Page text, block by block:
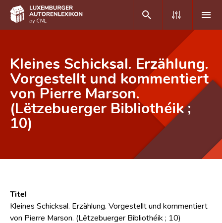
DE FR
Home
Autor(inn)en A-Z
Erweiterte Suche
Forschungsgruppe
Kontakt
Kleines Schicksal. Erzählung.
Vorgestellt und kommentiert
von Pierre Marson.
(Lëtzebuerger Bibliothéik ;
10)
Titel
Kleines Schicksal. Erzählung. Vorgestellt und kommentiert
von Pierre Marson. (Lëtzebuerger Bibliothéik ; 10)